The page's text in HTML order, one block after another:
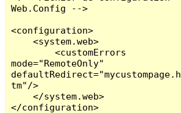
Web.Config -->
<configuration>
    <system.web>
        <customErrors
mode="RemoteOnly"
defaultRedirect="mycustompage.h
tm"/>
    </system.web>
</configuration>